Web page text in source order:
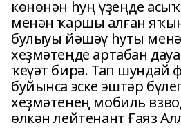
көнөнән һуң үҙеңде
менән ҡаршы алған
булыуы йәшәү һуты
хеҙмәтеңде артабан
ҡеүәт бирә. Тап шундай
буйынса эске эштәр
хеҙмәтенең мобиль
өлкән лейтенант Ғаяз